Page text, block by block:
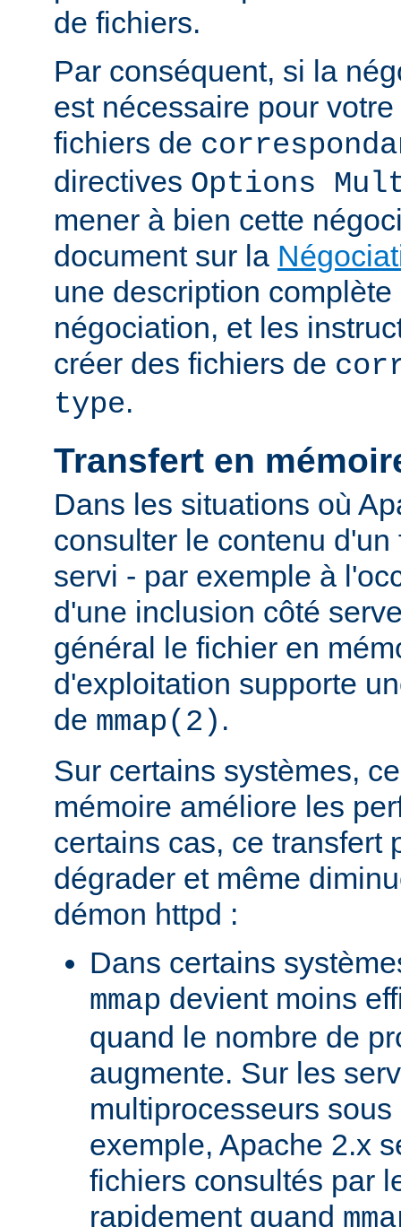
de fichiers.
Par conséquent, si la
est nécessaire pour
fichiers de
directives Options
mener à bien cette
document sur la
une description
négociation, et les
créer des fichiers de
type.
Transfert en
Dans les situations où
consulter le contenu
servi - par exemple à
d'une inclusion côté
général le fichier en
d'exploitation supporte
de mmap(2) .
Sur certains systèmes,
mémoire améliore les
certains cas, ce transfert
dégrader et même
démon httpd :
Dans certains
mmap devient moins
quand le nombre de
augmente. Sur les
multiprocesseurs
exemple, Apache 2.x
fichiers consultés par
rapidement quand